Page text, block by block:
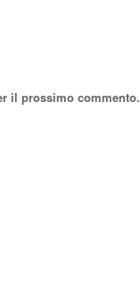
il prossimo commento.